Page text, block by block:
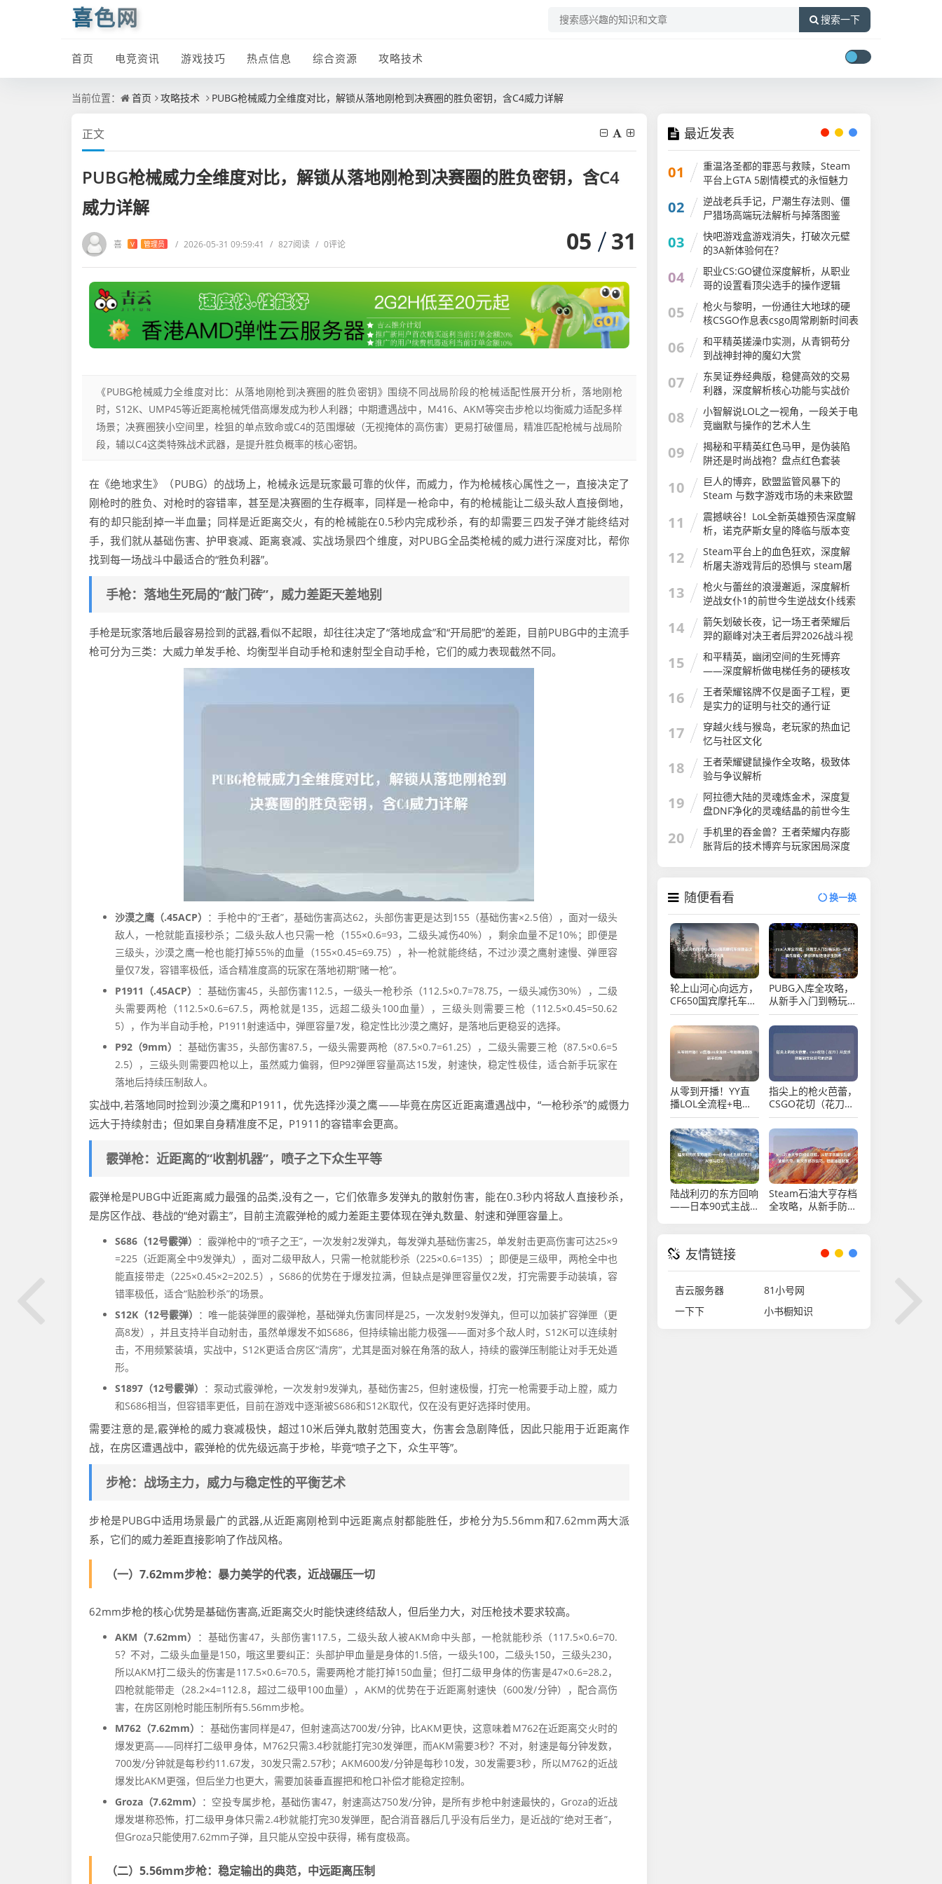
喜色网 搜索一下
首页 电竞资讯 游戏技巧 热点信息 综合资源 攻略技术
当前位置： 首页 攻略技术 PUBG枪械威力全维度对比，解锁从落地刚枪到决赛圈的胜负密钥，含C4威力详解
正文
PUBG枪械威力全维度对比，解锁从落地刚枪到决赛圈的胜负密钥，含C4
威力详解
喜 V 管理员 / 2026-05-31 09:59:41 / 827阅读 / 0评论 05 31
《PUBG枪械威力全维度对比：从落地刚枪到决赛圈的胜负密钥》围绕不同战局阶段的枪械适配性展开分析，落地刚枪
时，S12K、UMP45等近距离枪械凭借高爆发成为秒人利器；中期遭遇战中，M416、AKM等突击步枪以均衡威力适配多样
场景；决赛圈狭小空间里，栓狙的单点致命或C4的范围爆破（无视掩体的高伤害）更易打破僵局，精准匹配枪械与战局阶
段，辅以C4这类特殊战术武器，是提升胜负概率的核心密钥。
在《绝地求生》（PUBG）的战场上，枪械永远是玩家最可靠的伙伴，而威力，作为枪械核心属性之一，直接决定了
刚枪时的胜负、对枪时的容错率，甚至是决赛圈的生存概率，同样是一枪命中，有的枪械能让二级头敌人直接倒地，
有的却只能刮掉一半血量；同样是近距离交火，有的枪械能在0.5秒内完成秒杀，有的却需要三四发子弹才能终结对
手，我们就从基础伤害、护甲衰减、距离衰减、实战场景四个维度，对PUBG全品类枪械的威力进行深度对比，帮你
找到每一场战斗中最适合的“胜负利器”。
手枪：落地生死局的“敲门砖”，威力差距天差地别
手枪是玩家落地后最容易捡到的武器,看似不起眼，却往往决定了“落地成盒”和“开局肥”的差距，目前PUBG中的主流手
枪可分为三类：大威力单发手枪、均衡型半自动手枪和速射型全自动手枪，它们的威力表现截然不同。
沙漠之鹰（.45ACP） ：手枪中的“王者”，基础伤害高达62，头部伤害更是达到155（基础伤害×2.5倍），面对一级头
敌人，一枪就能直接秒杀；二级头敌人也只需一枪（155×0.6=93，二级头减伤40%），剩余血量不足10%；即便是
三级头，沙漠之鹰一枪也能打掉55%的血量（155×0.45=69.75），补一枪就能终结，不过沙漠之鹰射速慢、弹匣容
量仅7发，容错率极低，适合精准度高的玩家在落地初期“赌一枪”。
P1911（.45ACP）
：基础伤害45，头部伤害112.5，一级头一枪秒杀（112.5×0.7=78.75，一级头减伤30%），二级
头需要两枪（112.5×0.6=67.5，两枪就是135，远超二级头100血量），三级头则需要三枪（112.5×0.45=50.62
5），作为半自动手枪，P1911射速适中，弹匣容量7发，稳定性比沙漠之鹰好，是落地后更稳妥的选择。
P92（9mm）
：基础伤害35，头部伤害87.5，一级头需要两枪（87.5×0.7=61.25），二级头需要三枪（87.5×0.6=5
2.5），三级头则需要四枪以上，虽然威力偏弱，但P92弹匣容量高达15发，射速快，稳定性极佳，适合新手玩家在
落地后持续压制敌人。
实战中,若落地同时捡到沙漠之鹰和P1911，优先选择沙漠之鹰——毕竟在房区近距离遭遇战中，“一枪秒杀”的威慑力
远大于持续射击；但如果自身精准度不足，P1911的容错率会更高。
霰弹枪：近距离的“收割机器”，喷子之下众生平等
霰弹枪是PUBG中近距离威力最强的品类,没有之一，它们依靠多发弹丸的散射伤害，能在0.3秒内将敌人直接秒杀，
是房区作战、巷战的“绝对霸主”，目前主流霰弹枪的威力差距主要体现在弹丸数量、射速和弹匣容量上。
S686（12号霰弹） ：霰弹枪中的“喷子之王”，一次发射2发弹丸，每发弹丸基础伤害25，单发射击更高伤害可达25×9
=225（近距离全中9发弹丸），面对二级甲敌人，只需一枪就能秒杀（225×0.6=135）；即便是三级甲，两枪全中也
能直接带走（225×0.45×2=202.5），S686的优势在于爆发拉满，但缺点是弹匣容量仅2发，打完需要手动装填，容
错率极低，适合“贴脸秒杀”的场景。
S12K（12号霰弹） ：唯一能装弹匣的霰弹枪，基础弹丸伤害同样是25，一次发射9发弹丸，但可以加装扩容弹匣（更
高8发），并且支持半自动射击，虽然单爆发不如S686，但持续输出能力极强——面对多个敌人时，S12K可以连续射
击，不用频繁装填，实战中，S12K更适合房区“清房”，尤其是面对躲在角落的敌人，持续的霰弹压制能让对手无处遁
形。
S1897（12号霰弹） ：泵动式霰弹枪，一次发射9发弹丸，基础伤害25，但射速极慢，打完一枪需要手动上膛，威力
和S686相当，但容错率更低，目前在游戏中逐渐被S686和S12K取代，仅在没有更好选择时使用。
需要注意的是,霰弹枪的威力衰减极快，超过10米后弹丸散射范围变大，伤害会急剧降低，因此只能用于近距离作
战，在房区遭遇战中，霰弹枪的优先级远高于步枪，毕竟“喷子之下，众生平等”。
步枪：战场主力，威力与稳定性的平衡艺术
步枪是PUBG中适用场景最广的武器,从近距离刚枪到中远距离点射都能胜任，步枪分为5.56mm和7.62mm两大派
系，它们的威力差距直接影响了作战风格。
（一）7.62mm步枪：暴力美学的代表，近战碾压一切
62mm步枪的核心优势是基础伤害高,近距离交火时能快速终结敌人，但后坐力大，对压枪技术要求较高。
AKM（7.62mm）
：基础伤害47，头部伤害117.5，二级头敌人被AKM命中头部，一枪就能秒杀（117.5×0.6=70.
5？不对，二级头血量是150，哦这里要纠正：头部护甲血量是身体的1.5倍，一级头100，二级头150，三级头230，
所以AKM打二级头的伤害是117.5×0.6=70.5，需要两枪才能打掉150血量；但打二级甲身体的伤害是47×0.6=28.2，
四枪就能带走（28.2×4=112.8，超过二级甲100血量），AKM的优势在于近距离射速快（600发/分钟），配合高伤
害，在房区刚枪时能压制所有5.56mm步枪。
M762（7.62mm） ：基础伤害同样是47，但射速高达700发/分钟，比AKM更快，这意味着M762在近距离交火时的
爆发更高——同样打二级甲身体，M762只需3.4秒就能打完30发弹匣，而AKM需要3秒？不对，射速是每分钟发数，
700发/分钟就是每秒约11.67发，30发只需2.57秒；AKM600发/分钟是每秒10发，30发需要3秒，所以M762的近战
爆发比AKM更强，但后坐力也更大，需要加装垂直握把和枪口补偿才能稳定控制。
Groza（7.62mm） ：空投专属步枪，基础伤害47，射速高达750发/分钟，是所有步枪中射速最快的，Groza的近战
爆发堪称恐怖，打二级甲身体只需2.4秒就能打完30发弹匣，配合消音器后几乎没有后坐力，是近战的“绝对王者”，
但Groza只能使用7.62mm子弹，且只能从空投中获得，稀有度极高。
（二）5.56mm步枪：稳定输出的典范，中远距离压制
最近发表
01
重温洛圣都的罪恶与救赎，Steam
平台上GTA 5剧情模式的永恒魅力
GTA剧情大合集
02
逆战老兵手记，尸潮生存法则、僵
尸猎场高端玩法解析与掉落图鉴
03
快吧游戏盒游戏消失，打破次元壁
的3A新体验何在？
04
职业CS:GO键位深度解析，从职业
哥的设置看顶尖选手的操作逻辑
csgo键位说明图片
05
枪火与黎明，一份通往大地球的硬
核CSGO作息表csgo周常刷新时间表
06
和平精英搓澡巾实测，从青铜苟分
到战神封神的魔幻大赏
07
东吴证券经典版，稳健高效的交易
利器，深度解析核心功能与实战价
值
08
小智解说LOL之一视角，一段关于电
竞幽默与操作的艺术人生
09
揭秘和平精英红色马甲，是伪装陷
阱还是时尚战袍？盘点红色套装
10
巨人的博弈，欧盟监管风暴下的
Steam 与数字游戏市场的未来欧盟
stem教育战略计划
11
震撼峡谷！LoL全新英雄预告深度解
析，诺克萨斯女皇的降临与版本变
革lol全新英雄预告在哪看
12
Steam平台上的血色狂欢，深度解
析屠夫游戏背后的恐惧与 steam屠
夫游戏
13
枪火与蕾丝的浪漫邂逅，深度解析
逆战女仆1的前世今生逆战女仆线索
还可以刷吗
14
箭矢划破长夜，记一场王者荣耀后
羿的巅峰对决王者后羿2026战斗视
频
15
和平精英，幽闭空间的生死博弈
——深度解析做电梯任务的硬核攻
略与心跳时刻和平精英做电梯任务
怎么做
16
王者荣耀铭牌不仅是面子工程，更
是实力的证明与社交的通行证
17
穿越火线与猴岛，老玩家的热血记
忆与社区文化
18
王者荣耀键鼠操作全攻略，极致体
验与争议解析
19
阿拉德大陆的灵魂炼金术，深度复
盘DNF净化的灵魂结晶的前世今生
与用途
20
手机里的吞金兽？王者荣耀内存膨
胀背后的技术博弈与玩家困局深度
随便看看 换一换
轮上山河心向远方，
CF650国宾摩托车伴
我走过的骑行人生
PUBG入库全攻略，
从新手入门到畅玩的
一站式操作指南，教
你添加绝地求生到库
从零到开播！YY直
播LOL全流程+电脑
画面直播新手指南
指尖上的枪火芭蕾，
CSGO花切（花刀）
从皮肤附属到文化符
号的逆袭
陆战利刃的东方回响
——日本90式主战
Steam石油大亨存档
全攻略，从新手防翻
友情链接
吉云服务器
81小号网
一下下
小书橱知识